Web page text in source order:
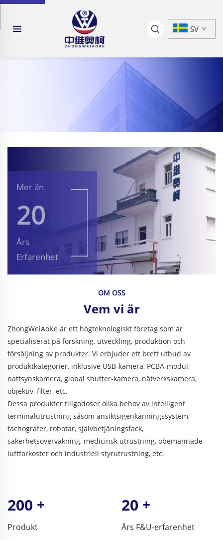
SV
Mer än
20
Års
Erfarenhet
OM OSS
Vem vi är
ZhongWeiAoKe är ett högteknologiskt företag som är
specialiserat på forskning, utveckling, produktion och
försäljning av produkter. Vi erbjuder ett brett utbud av
produktkategorier, inklusive USB-kamera, PCBA-modul,
nattsynskamera, global shutter-kamera, nätverkskamera,
objektiv, filter, etc.
Dessa produkter tillgodoser olika behov av intelligent
terminalutrustning såsom ansiktsigenkänningssystem,
tachografer, robotar, självbetjäningsfack,
säkerhetsövervakning, medicinsk utrustning, obemannade
luftfarkoster och industriell styrutrustning, etc.
200 +
Produkt
20 +
Års F&U-erfarenhet